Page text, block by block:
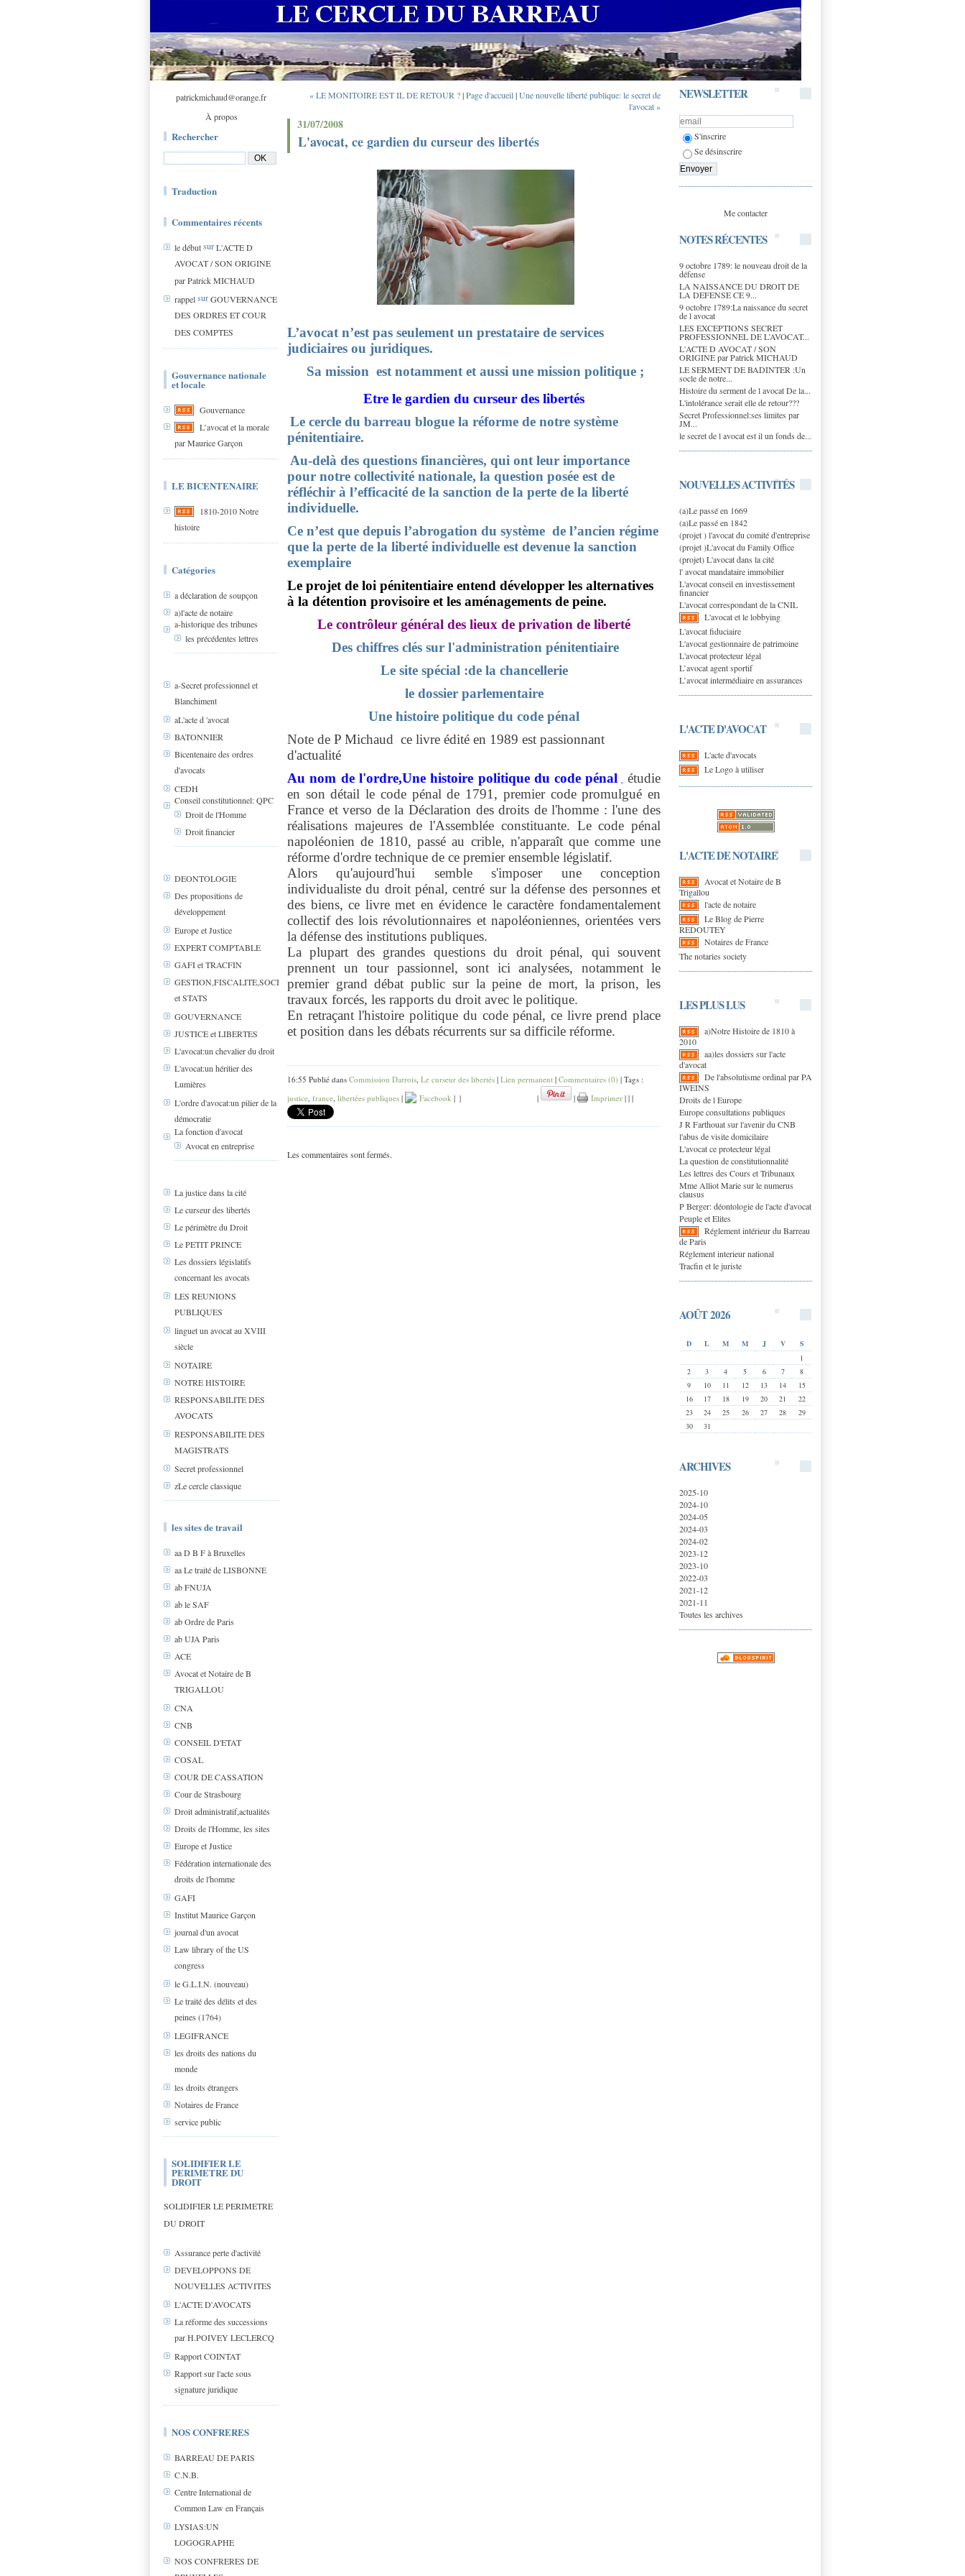
patrickmichaud@orange.fr
À propos
Rechercher
Traduction
Commentaires récents
le débutsurL'ACTE D
AVOCAT / SON ORIGINE
par Patrick MICHAUD
rappelsurGOUVERNANCE
DES ORDRES ET COUR
DES COMPTES
Gouvernance nationale
et locale
Gouvernance
L’avocat et la morale
par Maurice Garçon
LE BICENTENAIRE
1810-2010 Notre
histoire
Catégories
a déclaration de soupçon
a)l'acte de notaire
a-historique des tribunes
les précédentes lettres
a-Secret professionnel et
Blanchiment
aL'acte d 'avocat
BATONNIER
Bicentenaire des ordres
d'avocats
CEDH
Conseil constitutionnel: QPC
Droit de l'Homme
Droit financier
DEONTOLOGIE
Des propositions de
développement
Europe et Justice
EXPERT COMPTABLE
GAFI et TRACFIN
GESTION,FISCALITE,SOCIAL
et STATS
GOUVERNANCE
JUSTICE et LIBERTES
L'avocat:un chevalier du droit
L'avocat:un héritier des
Lumières
L'ordre d'avocat:un pilier de la
démocratie
La fonction d'avocat
Avocat en entreprise
La justice dans la cité
Le curseur des libertés
Le périmètre du Droit
Le PETIT PRINCE
Les dossiers législatifs
concernant les avocats
LES REUNIONS
PUBLIQUES
linguet un avocat au XVIII
siècle
NOTAIRE
NOTRE HISTOIRE
RESPONSABILITE DES
AVOCATS
RESPONSABILITE DES
MAGISTRATS
Secret professionnel
zLe cercle classique
les sites de travail
aa D B F à Bruxelles
aa Le traité de LISBONNE
ab FNUJA
ab le SAF
ab Ordre de Paris
ab UJA Paris
ACE
Avocat et Notaire de B
TRIGALLOU
CNA
CNB
CONSEIL D'ETAT
COSAL
COUR DE CASSATION
Cour de Strasbourg
Droit administratif,actualités
Droits de l'Homme, les sites
Europe et Justice
Fédération internationale des
droits de l'homme
GAFI
Institut Maurice Garçon
journal d'un avocat
Law library of the US
congress
le G.L.I.N. (nouveau)
Le traité des délits et des
peines (1764)
LEGIFRANCE
les droits des nations du
monde
les droits étrangers
Notaires de France
service public
SOLIDIFIER LE
PERIMETRE DU
DROIT
SOLIDIFIER LE PERIMETRE
DU DROIT
Assurance perte d'activité
DEVELOPPONS DE
NOUVELLES ACTIVITES
L'ACTE D'AVOCATS
La réforme des successions
par H.POIVEY LECLERCQ
Rapport COINTAT
Rapport sur l'acte sous
signature juridique
NOS CONFRERES
BARREAU DE PARIS
C.N.B.
Centre International de
Common Law en Français
LYSIAS:UN
LOGOGRAPHE
NOS CONFRERES DE
NEWSLETTER
S'inscrire
Se désinscrire
Me contacter
NOTES RÉCENTES
9 octobre 1789: le nouveau droit de la
défense
LA NAISSANCE DU DROIT DE
LA DEFENSE CE 9...
9 octobre 1789:La naissance du secret
de l avocat
LES EXCEPTIONS SECRET
PROFESSIONNEL DE L’AVOCAT...
L'ACTE D AVOCAT / SON
ORIGINE par Patrick MICHAUD
LE SERMENT DE BADINTER :Un
socle de notre...
Histoire du serment de l avocat De la...
L'intolérance serait elle de retour???
Secret Professionnel:ses limites par
JM...
le secret de l avocat est il un fonds de...
NOUVELLES ACTIVITÉS
(a)Le passé en 1669
(a)Le passé en 1842
(projet ) l'avocat du comité d'entreprise
(projet )L'avocat du Family Office
(projet) L'avocat dans la cité
l' avocat mandataire immobilier
L'avocat conseil en investissement
financier
L'avocat correspondant de la CNIL
L'avocat et le lobbying
L'avocat fiduciaire
L'avocat gestionnaire de patrimoine
L'avocat protecteur légal
L’avocat agent sportif
L’avocat intermédiaire en assurances
L'ACTE D'AVOCAT
L'acte d'avocats
Le Logo à utiliser
L'ACTE DE NOTAIRE
Avocat et Notaire de B
Trigallou
l'acte de notaire
Le Blog de Pierre
REDOUTEY
Notaires de France
The notaries society
LES PLUS LUS
a)Notre Histoire de 1810 à
2010
aa)les dossiers sur l'acte
d'avocat
De l'absolutisme ordinal par PA
IWEINS
Droits de l Europe
Europe consultations publiques
J R Farthouat sur l'avenir du CNB
l'abus de visite domicilaire
L'avocat ce protecteur légal
La question de constitutionnalité
Les lettres des Cours et Tribunaux
Mme Alliot Marie sur le numerus
clausus
P Berger: déontologie de l'acte d'avocat
Peuple et Elites
Réglement intérieur du Barreau
de Paris
Réglement interieur national
Tracfin et le juriste
AOÛT 2026
D L M M J V
S
1
2
3 4 5 6 7
8
9
10 11 12 13 14
15
16
17 18 19 20 21
22
23
24 25 26 27 28
29
30
31
ARCHIVES
2025-10
2024-10
2024-05
2024-03
2024-02
2023-12
2023-10
2022-03
2021-12
2021-11
Toutes les archives
« LE MONITOIRE EST IL DE RETOUR ?|Page d'accueil|Une nouvelle liberté publique: le secret de
l'avocat »
31/07/2008
L'avocat, ce gardien du curseur des libertés
L’avocat n’est pas seulement un prestataire de services
judiciaires ou juridiques.
Sa mission est notamment et aussi une mission politique ;
Etre le gardien du curseur des libertés
Le cercle du barreau blogue la réforme de notre système
pénitentiaire.
Au-delà des questions financières, qui ont leur importance
pour notre collectivité nationale, la question posée est de
réfléchir à l’efficacité de la sanction de la perte de la liberté
individuelle.
Ce n’est que depuis l’abrogation du système de l’ancien régime
que la perte de la liberté individuelle est devenue la sanction
exemplaire
Le projet de loi pénitentiaire entend développer les alternatives
à la détention provisoire et les aménagements de peine.
Le contrôleur général des lieux de privation de liberté
Des chiffres clés sur l'administration pénitentiaire
Le site spécial :de la chancellerie
le dossier parlementaire
Une histoire politique du code pénal
Note de P Michaud ce livre édité en 1989 est passionnant
d'actualité
Au nom de l'ordre,Une histoire politique du code pénal
étudie
en son détail le code pénal de 1791, premier code promulgué en
France et verso de la Déclaration des droits de l'homme : l'une des
réalisations majeures de l'Assemblée constituante. Le code pénal
napoléonien de 1810, passé au crible, n'apparaît que comme une
réforme d'ordre technique de ce premier ensemble législatif.
Alors qu'aujourd'hui semble s'imposer une conception
individualiste du droit pénal, centré sur la défense des personnes et
des biens, ce livre met en évidence le caractère fondamentalement
collectif des lois révolutionnaires et napoléoniennes, orientées vers
la défense des institutions publiques.
La plupart des grandes questions du droit pénal, qui souvent
prennent un tour passionnel, sont ici analysées, notamment le
premier grand débat public sur la peine de mort, la prison, les
travaux forcés, les rapports du droit avec le politique.
En retraçant l'histoire politique du code pénal, ce livre prend place
et position dans les débats récurrents sur sa difficile réforme.
16:55 Publié dans Commission Darrois, Le curseur des libertés | Lien permanent | Commentaires (0) | Tags :
justice, france, libertées publiques | Facebook | | | | Imprimer | | |
Les commentaires sont fermés.